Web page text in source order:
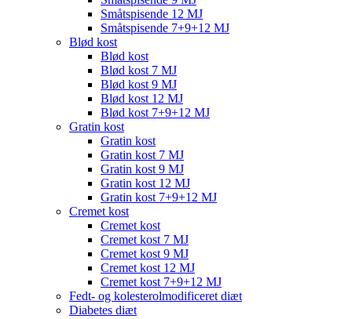
Småtspisende 12 MJ
Småtspisende 7+9+12 MJ
Blød kost
Blød kost
Blød kost 7 MJ
Blød kost 9 MJ
Blød kost 12 MJ
Blød kost 7+9+12 MJ
Gratin kost
Gratin kost
Gratin kost 7 MJ
Gratin kost 9 MJ
Gratin kost 12 MJ
Gratin kost 7+9+12 MJ
Cremet kost
Cremet kost
Cremet kost 7 MJ
Cremet kost 9 MJ
Cremet kost 12 MJ
Cremet kost 7+9+12 MJ
Fedt- og kolesterolmodificeret diæt
Diabetes diæt